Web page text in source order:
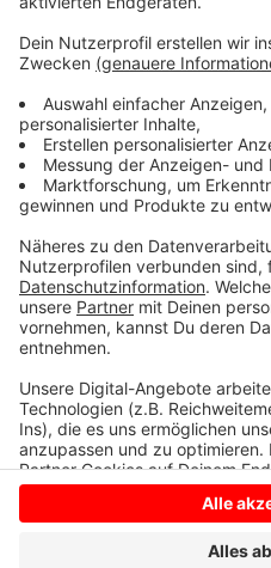
Mittlerweile sind die
und es fehlen nur noch
Markierungen. Straßen
Bauabschnitt im Juni
Lückenschluss der B67n
erfolgen, was für viele
darstellen wird.
Anzeige
Anzeige